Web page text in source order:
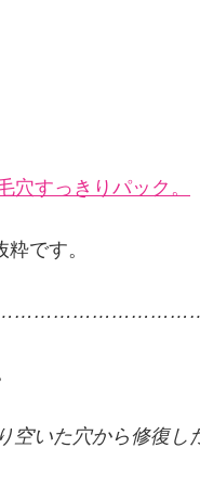
穴すっきりパック。
です。
ぁ
空いた穴から修復し